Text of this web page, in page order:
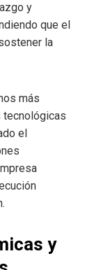
y
que el
la
más
tecnológicas
el
y